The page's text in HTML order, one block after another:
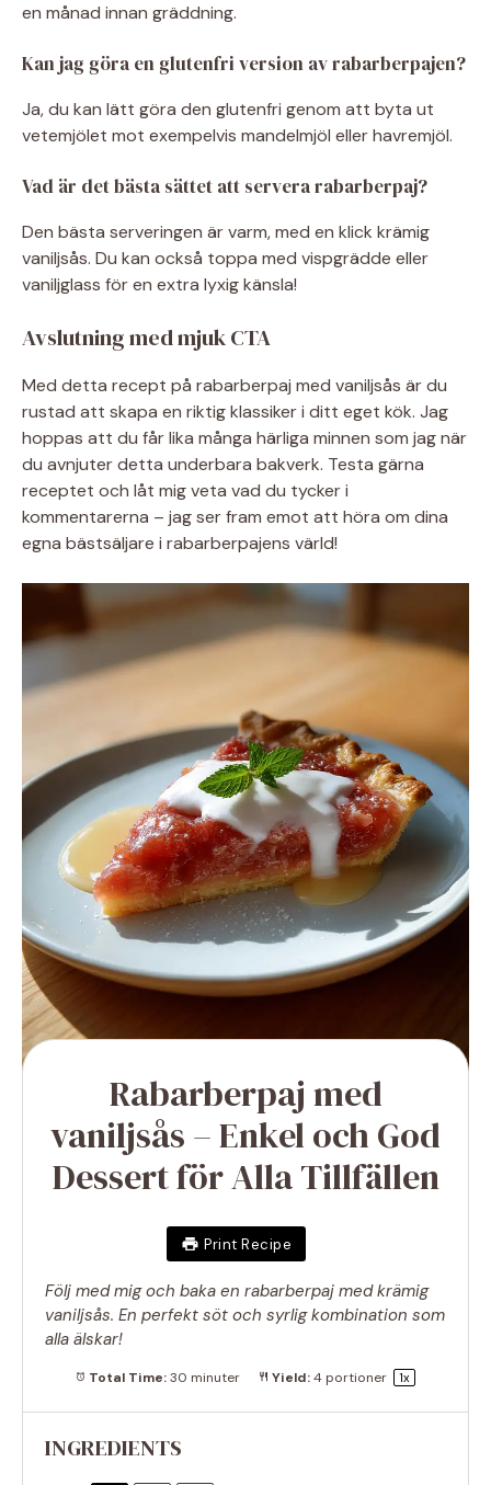
en månad innan gräddning.
Kan jag göra en glutenfri version av rabarberpajen?
Ja, du kan lätt göra den glutenfri genom att byta ut
vetemjölet mot exempelvis mandelmjöl eller havremjöl.
Vad är det bästa sättet att servera rabarberpaj?
Den bästa serveringen är varm, med en klick krämig
vaniljsås. Du kan också toppa med vispgrädde eller
vaniljglass för en extra lyxig känsla!
Avslutning med mjuk CTA
Med detta recept på rabarberpaj med vaniljsås är du
rustad att skapa en riktig klassiker i ditt eget kök. Jag
hoppas att du får lika många härliga minnen som jag när
du avnjuter detta underbara bakverk. Testa gärna
receptet och låt mig veta vad du tycker i
kommentarerna – jag ser fram emot att höra om dina
egna bästsäljare i rabarberpajens värld!
Rabarberpaj med
vaniljsås – Enkel och God
Dessert för Alla Tillfällen
Print Recipe
Följ med mig och baka en rabarberpaj med krämig
vaniljsås. En perfekt söt och syrlig kombination som
alla älskar!
Total Time: 30 minuter Yield: 4 portioner 1x
INGREDIENTS